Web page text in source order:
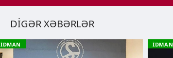
DİGƏR XƏBƏRLƏR
İDMAN İDMAN